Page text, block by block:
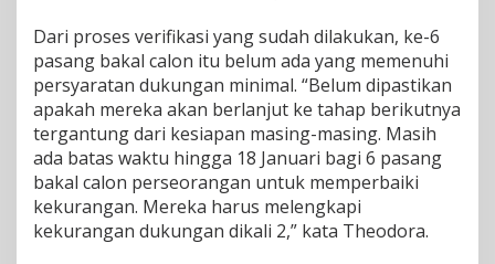
a
t
e
n
M
i
m
i
k
Dari proses verifikasi yang sudah dilakukan, ke-6
pasang bakal calon itu belum ada yang memenuhi
persyaratan dukungan minimal. “Belum dipastikan
apakah mereka akan berlanjut ke tahap berikutnya
tergantung dari kesiapan masing-masing. Masih
ada batas waktu hingga 18 Januari bagi 6 pasang
bakal calon perseorangan untuk memperbaiki
kekurangan. Mereka harus melengkapi
kekurangan dukungan dikali 2,” kata Theodora.